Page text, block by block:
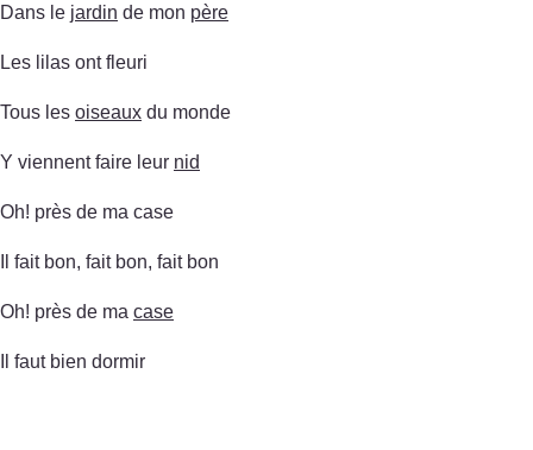
Dans le jardin de mon père
Les lilas ont fleuri
Tous les oiseaux du monde
Y viennent faire leur nid
Oh! près de ma case
Il fait bon, fait bon, fait bon
Oh! près de ma case
Il faut bien dormir